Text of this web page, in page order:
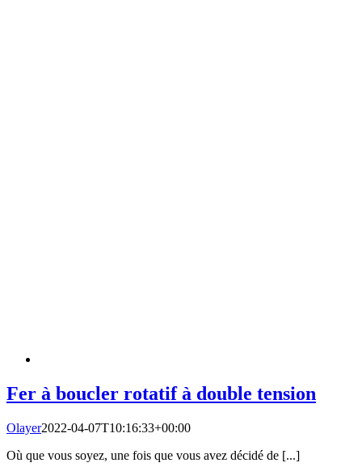
Fer à boucler rotatif à double tension
Olayer2022-04-07T10:16:33+00:00
Où que vous soyez, une fois que vous avez décidé de [...]